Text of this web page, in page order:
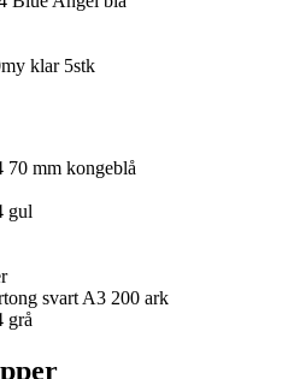
klar 5stk
70 mm kongeblå
gul
svart A3 200 ark
grå